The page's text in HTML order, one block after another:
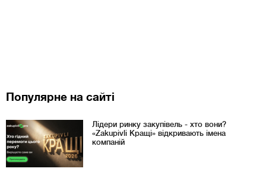
Популярне на сайті
Лідери ринку закупівель - хто вони?
«Zakupivli Кращі» відкривають імена
компаній